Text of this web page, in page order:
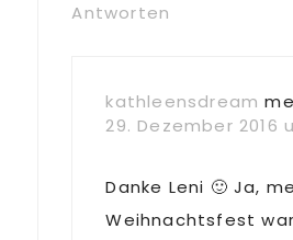
Antworten
kathleensdream
29. Dezember 2016
Danke Leni 🙂 Ja,
Weihnachtsfest